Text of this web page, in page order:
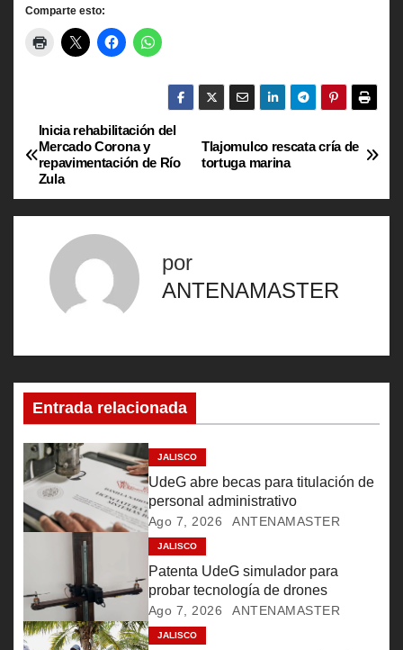
Comparte esto:
N
a
v
ó
n
d
e
n
Tlajomulco rescata cría de
tortuga marina
Inicia rehabilitación del
Mercado Corona y
repavimentación de Río
Zula
por
ANTENAMASTER
Entrada relacionada
JALISCO
UdeG abre becas para titulación de
personal administrativo
Ago 7, 2026 ANTENAMASTER
JALISCO
Patenta UdeG simulador para
probar tecnología de drones
Ago 7, 2026 ANTENAMASTER
JALISCO